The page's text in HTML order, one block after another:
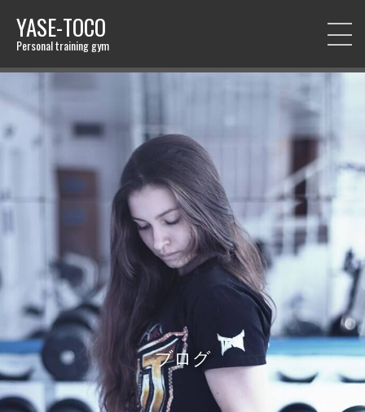
YASE-TOCO
Personal training gym
ブログ